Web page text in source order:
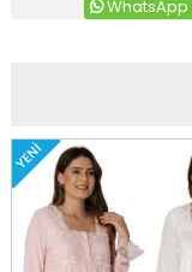
WhatsApp
YENI